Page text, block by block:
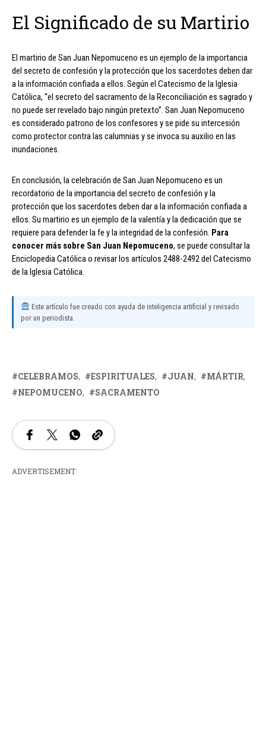
El Significado de su Martirio
El martirio de San Juan Nepomuceno es un ejemplo de la importancia
del secreto de confesión y la protección que los sacerdotes deben dar
a la información confiada a ellos. Según el Catecismo de la Iglesia
Católica, “el secreto del sacramento de la Reconciliación es sagrado y
no puede ser revelado bajo ningún pretexto”. San Juan Nepomuceno
es considerado patrono de los confesores y se pide su intercesión
como protector contra las calumnias y se invoca su auxilio en las
inundaciones.
En conclusión, la celebración de San Juan Nepomuceno es un
recordatorio de la importancia del secreto de confesión y la
protección que los sacerdotes deben dar a la información confiada a
ellos. Su martirio es un ejemplo de la valentía y la dedicación que se
requiere para defender la fe y la integridad de la confesión. Para
conocer más sobre San Juan Nepomuceno, se puede consultar la
Enciclopedia Católica o revisar los artículos 2488-2492 del Catecismo
de la Iglesia Católica.
Este artículo fue creado con ayuda de inteligencia artificial y revisado
por un periodista.
CELEBRAMOS ESPIRITUALES JUAN
MÁRTIR
NEPOMUCENO
SACRAMENTO
ADVERTISEMENT